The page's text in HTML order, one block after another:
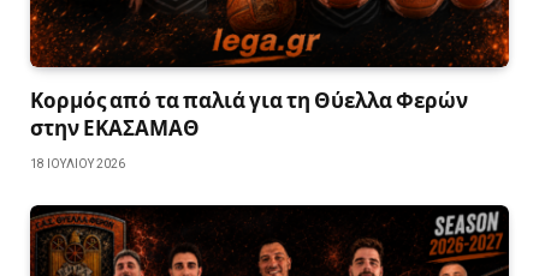
Κορμός από τα παλιά για τη Θύελλα Φερών
στην ΕΚΑΣΑΜΑΘ
18 ΙΟΥΛΊΟΥ 2026